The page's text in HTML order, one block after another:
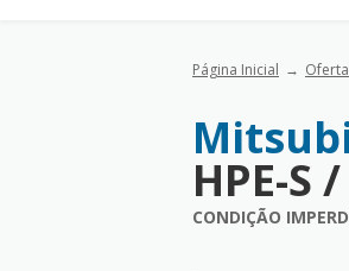
Página Inicial
HPE-S
CONDIÇÃO